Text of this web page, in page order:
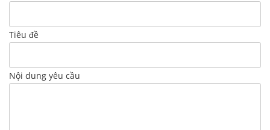
Tiêu đề
Nội dung yêu cầu